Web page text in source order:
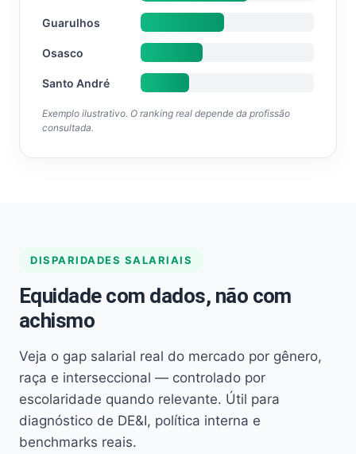
Guarulhos
Osasco
Santo André
Exemplo ilustrativo. O ranking real depende da profissão
consultada.
DISPARIDADES SALARIAIS
Equidade com dados, não com
achismo
Veja o gap salarial real do mercado por gênero,
raça e interseccional — controlado por
escolaridade quando relevante. Útil para
diagnóstico de DE&I, política interna e
benchmarks reais.